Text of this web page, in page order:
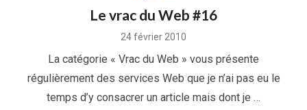
Le vrac du Web #16
Posted
24 février 2010
La catégorie « Vrac du Web » vous présente
régulièrement des services Web que je n’ai pas eu le
temps d’y consacrer un article mais dont je …